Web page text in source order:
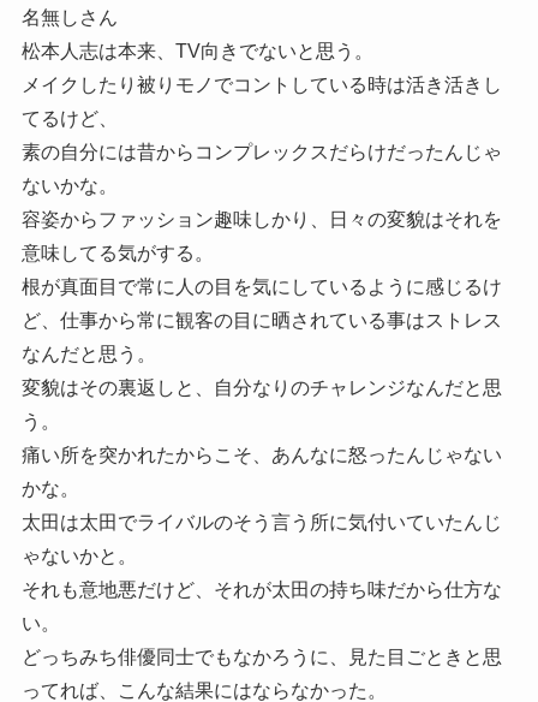
名無しさん
松本人志は本来、TV向きでないと思う。
メイクしたり被りモノでコントしている時は活き活きし
てるけど、
素の自分には昔からコンプレックスだらけだったんじゃ
ないかな。
容姿からファッション趣味しかり、日々の変貌はそれを
意味してる気がする。
根が真面目で常に人の目を気にしているように感じるけ
ど、仕事から常に観客の目に晒されている事はストレス
なんだと思う。
変貌はその裏返しと、自分なりのチャレンジなんだと思
う。
痛い所を突かれたからこそ、あんなに怒ったんじゃない
かな。
太田は太田でライバルのそう言う所に気付いていたんじ
ゃないかと。
それも意地悪だけど、それが太田の持ち味だから仕方な
い。
どっちみち俳優同士でもなかろうに、見た目ごときと思
ってれば、こんな結果にはならなかった。